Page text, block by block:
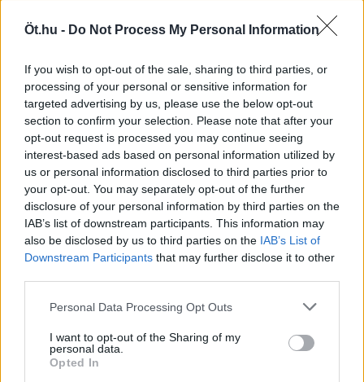
Öt.hu - Do Not Process My Personal Information
If you wish to opt-out of the sale, sharing to third parties, or
processing of your personal or sensitive information for
targeted advertising by us, please use the below opt-out
section to confirm your selection. Please note that after your
opt-out request is processed you may continue seeing
interest-based ads based on personal information utilized by
us or personal information disclosed to third parties prior to
your opt-out. You may separately opt-out of the further
disclosure of your personal information by third parties on the
IAB’s list of downstream participants. This information may
also be disclosed by us to third parties on the IAB’s List of
Downstream Participants that may further disclose it to other
Personal Data Processing Opt Outs
I want to opt-out of the Sharing of my
personal data.
Opted In
#KUSTÁN MAGYARI ATTILA
#NÉMETH RÓBERT
#KOLLÁR ÁRPÁD
#ZDENYÁK JÓZSEF
#SCHILLINGER GYÖNGYVÉR
#SZABÓ BORBÁLA
#DR. RATIUS
#DOBROWIECKI PÉTER
#MÁTÉ GERGŐ
#JÁNOSSY ANDRÁS
#ORCSIK ROLAND
#SOPOTNIK ZOLTÁN
#PUROSZ LEONIDASZ
#RÓTH ELZA